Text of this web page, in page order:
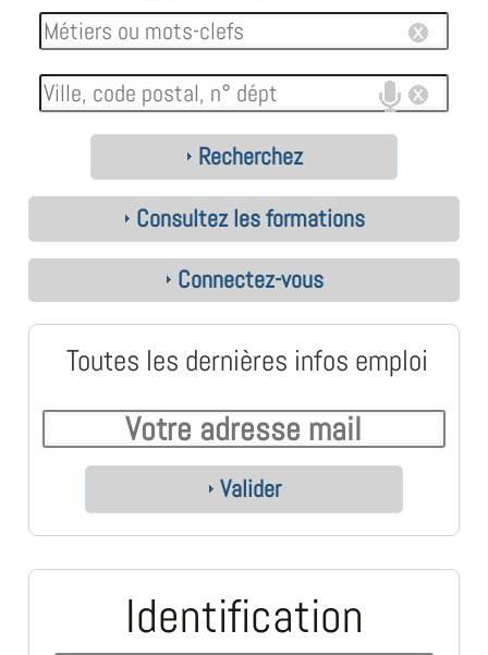
Recherchez
Consultez les formations
Connectez-vous
Toutes les dernières infos emploi
Valider
Identification